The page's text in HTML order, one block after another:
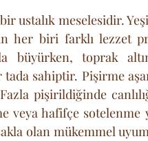
ustalık meselesidir.
her biri farklı lezzet
büyürken, toprak
sahiptir. Pişirme
pişirildiğinde
veya hafifçe
olan mükemmel